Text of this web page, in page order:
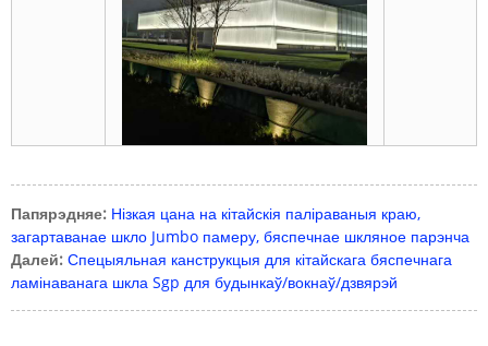
Папярэдняе: Нізкая цана на кітайскія паліраваныя краю,
загартаванае шкло Jumbo памеру, бяспечнае шкляное парэнча
Далей: Спецыяльная канструкцыя для кітайскага бяспечнага
ламінаванага шкла Sgp для будынкаў/вокнаў/дзвярэй